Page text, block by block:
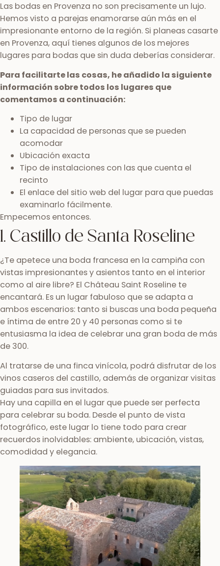
Las bodas en Provenza no son precisamente un lujo.
Hemos visto a parejas enamorarse aún más en el
impresionante entorno de la región. Si planeas casarte
en Provenza, aquí tienes algunos de los mejores
lugares para bodas que sin duda deberías considerar.
Para facilitarte las cosas, he añadido la siguiente
información sobre todos los lugares que
comentamos a continuación:
Tipo de lugar
La capacidad de personas que se pueden
acomodar
Ubicación exacta
Tipo de instalaciones con las que cuenta el
recinto
El enlace del sitio web del lugar para que puedas
examinarlo fácilmente.
Empecemos entonces.
1. Castillo de Santa Roseline
¿Te apetece una boda francesa en la campiña con
vistas impresionantes y asientos tanto en el interior
como al aire libre? El Château Saint Roseline te
encantará. Es un lugar fabuloso que se adapta a
ambos escenarios: tanto si buscas una boda pequeña
e íntima de entre 20 y 40 personas como si te
entusiasma la idea de celebrar una gran boda de más
de 300.
Al tratarse de una finca vinícola, podrá disfrutar de los
vinos caseros del castillo, además de organizar visitas
guiadas para sus invitados.
Hay una capilla en el lugar que puede ser perfecta
para celebrar su boda. Desde el punto de vista
fotográfico, este lugar lo tiene todo para crear
recuerdos inolvidables: ambiente, ubicación, vistas,
comodidad y elegancia.